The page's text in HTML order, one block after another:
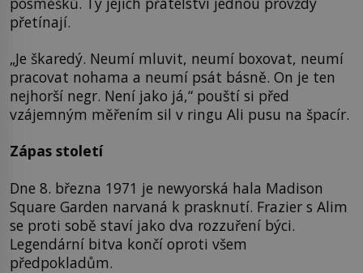
přetínají.
„Je škaredý. Neumí mluvit, neumí boxovat, neumí
pracovat nohama a neumí psát básně. On je ten
nejhorší negr. Není jako já,“ pouští si před
vzájemným měřením sil v ringu Ali pusu na špacír.
Zápas století
Dne 8. března 1971 je newyorská hala Madison
Square Garden narvaná k prasknutí. Frazier s Alim
se proti sobě staví jako dva rozzuření býci.
Legendární bitva končí oproti všem
předpokladům.